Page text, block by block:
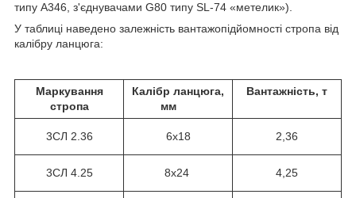
типу А346, з'єднувачами G80 типу SL-74 «метелик»).
У таблиці наведено залежність вантажопідйомності стропа від
калібру ланцюга:
Маркування
стропа
Калібр ланцюга,
мм
Вантажність, т
3СЛ 2.36 6х18 2,36
3СЛ 4.25 8х24 4,25